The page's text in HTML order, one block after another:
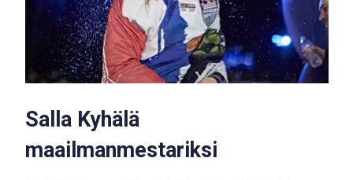
Salla Kyhälä
maailmanmestariksi